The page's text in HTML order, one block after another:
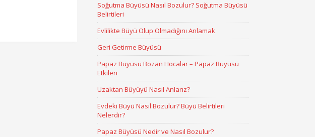
Soğutma Büyüsü Nasıl Bozulur? Soğutma Büyüsü
Belirtileri
Evlilikte Büyü Olup Olmadığını Anlamak
Geri Getirme Büyüsü
Papaz Büyüsü Bozan Hocalar – Papaz Büyüsü
Etkileri
Uzaktan Büyüyü Nasıl Anlarız?
Evdeki Büyü Nasıl Bozulur? Büyü Belirtileri
Nelerdir?
Papaz Büyüsü Nedir ve Nasıl Bozulur?